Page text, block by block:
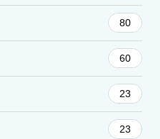
80
60
23
23